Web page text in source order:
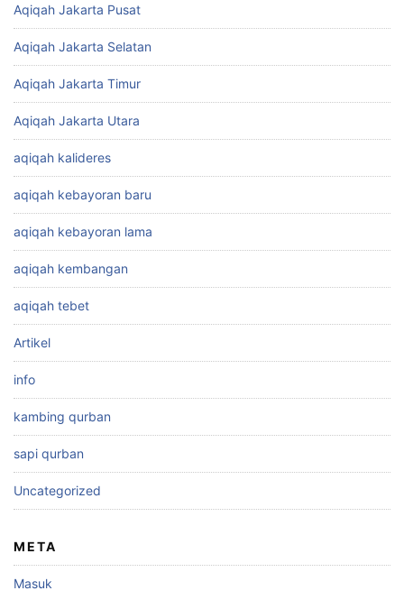
Aqiqah Jakarta Pusat
Aqiqah Jakarta Selatan
Aqiqah Jakarta Timur
Aqiqah Jakarta Utara
aqiqah kalideres
aqiqah kebayoran baru
aqiqah kebayoran lama
aqiqah kembangan
aqiqah tebet
Artikel
info
kambing qurban
sapi qurban
Uncategorized
META
Masuk